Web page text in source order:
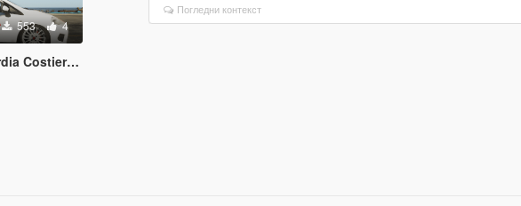
553 4
Paintjob
Погледни контекст